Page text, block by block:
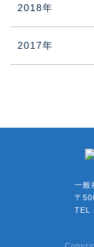
2018年
2017年
一般
〒
TEL